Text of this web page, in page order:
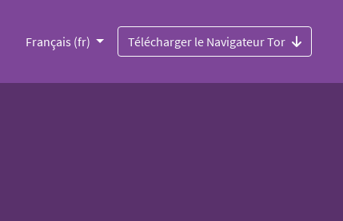
Français (fr) Télécharger le Navigateur Tor